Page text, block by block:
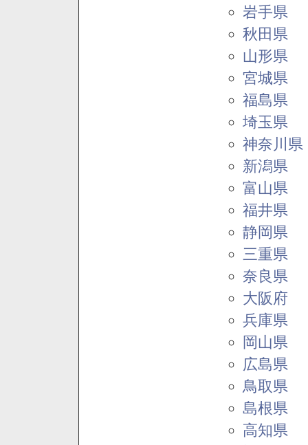
岩手県
秋田県
山形県
宮城県
福島県
埼玉県
神奈川県
新潟県
富山県
福井県
静岡県
三重県
奈良県
大阪府
兵庫県
岡山県
広島県
鳥取県
島根県
高知県